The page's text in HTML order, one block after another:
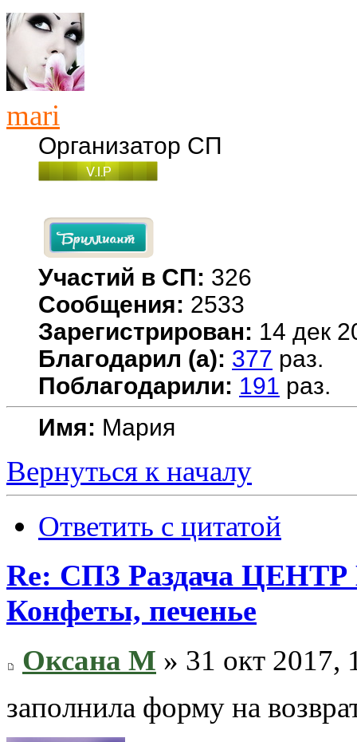
mari
Организатор СП
Участий в СП: 326
Сообщения: 2533
Зарегистрирован: 14 дек
Благодарил (а): 377 раз.
Поблагодарили: 191 раз.
Имя: Мария
Вернуться к началу
Ответить с цитатой
Re: СП3 Раздача
Конфеты, печенье
Оксана М » 31 окт 2017,
заполнила форму на